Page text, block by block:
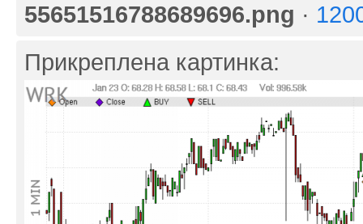
55651516788689696.png ·
Прикреплена картинка: